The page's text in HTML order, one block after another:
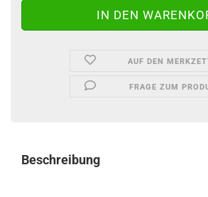
AUF DEN
FRAGE ZUM
Beschreibung